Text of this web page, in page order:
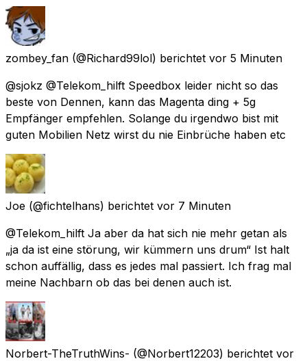
zombey_fan (@Richard99lol) berichtet vor 5 Minuten
@sjokz @Telekom_hilft Speedbox leider nicht so das
beste von Dennen, kann das Magenta ding + 5g
Empfänger empfehlen. Solange du irgendwo bist mit
guten Mobilien Netz wirst du nie Einbrüche haben etc
Joe (@fichtelhans) berichtet vor 7 Minuten
@Telekom_hilft Ja aber da hat sich nie mehr getan als
„ja da ist eine störung, wir kümmern uns drum“ Ist halt
schon auffällig, dass es jedes mal passiert. Ich frag mal
meine Nachbarn ob das bei denen auch ist.
Norbert-TheTruthWins- (@Norbert12203) berichtet vor